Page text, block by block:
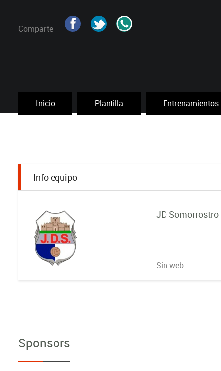
Comparte
Inicio Plantilla Entrenamientos
Info equipo
JD Somorrostro
Sin web
Sponsors